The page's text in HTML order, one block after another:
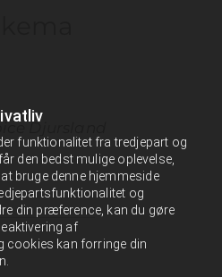
funktionalitet fra tredjepart og
den bedst mulige oplevelse,
bruge denne hjemmeside
og
din præference, kan du gøre
af
cookies kan forringe din
Djursland